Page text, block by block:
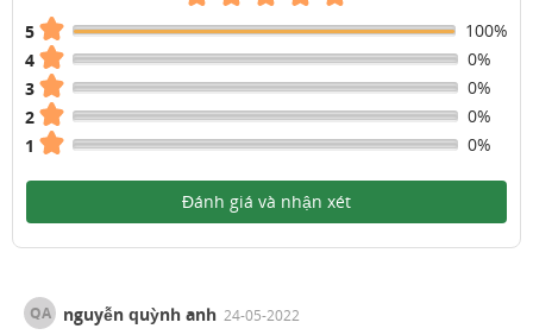
5
100%
4
0%
3
0%
2
0%
1
0%
Đánh giá và nhận xét
QA nguyễn quỳnh anh 24-05-2022